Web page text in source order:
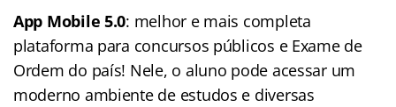
App Mobile 5.0: melhor e mais completa
plataforma para concursos públicos e Exame de
Ordem do país! Nele, o aluno pode acessar um
moderno ambiente de estudos e diversas